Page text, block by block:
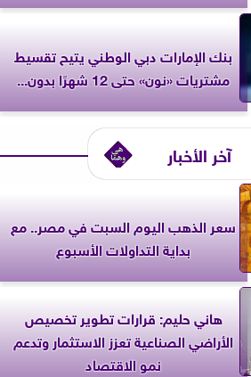
بنك الإمارات دبي الوطني يتيح تقسيط
مشتريات «نون» حتى 12 شهرًا بدون...
آخر الأخبار
سعر الذهب اليوم السبت في مصر.. مع
بداية التداولات الأسبوع
هاني حليم: قرارات تطوير تخصيص
الأراضي الصناعية تعزز الاستثمار وتدعم
نمو الاقتصاد